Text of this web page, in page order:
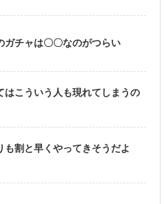
ガチャは〇〇なのがつらい
はこういう人も現れてしまうの
も割と早くやってきそうだよ